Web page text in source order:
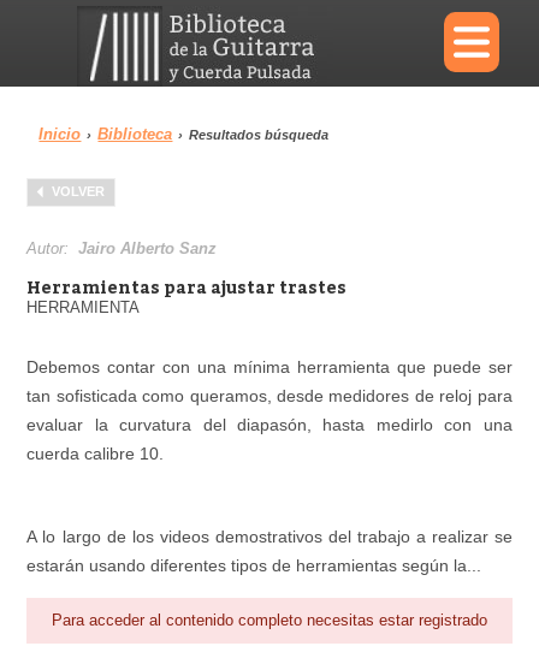
×
Menu
Biblioteca
Área personal Reproductor
Inicio › Biblioteca › Resultados búsqueda
VOLVER
Autor:Jairo Alberto Sanz
Herramientas para ajustar trastes
HERRAMIENTA
Debemos contar con una mínima herramienta que puede ser
tan sofisticada como queramos, desde medidores de reloj para
evaluar la curvatura del diapasón, hasta medirlo con una
cuerda calibre 10.
A lo largo de los videos demostrativos del trabajo a realizar se
estarán usando diferentes tipos de herramientas según la...
Para acceder al contenido completo necesitas estar registrado